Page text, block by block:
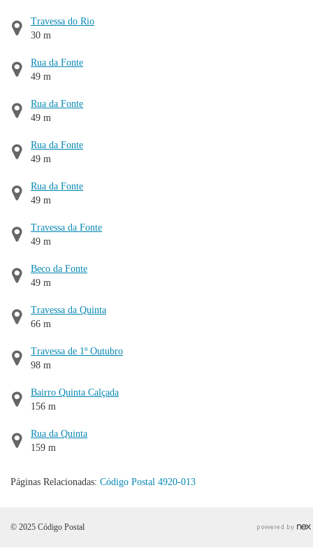
Travessa do Rio
30 m
Rua da Fonte
49 m
Rua da Fonte
49 m
Rua da Fonte
49 m
Rua da Fonte
49 m
Travessa da Fonte
49 m
Beco da Fonte
49 m
Travessa da Quinta
66 m
Travessa de 1º Outubro
98 m
Bairro Quinta Calçada
156 m
Rua da Quinta
159 m
Páginas Relacionadas: Código Postal 4920-013
© 2025 Código Postal